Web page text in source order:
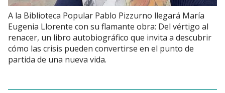
A la Biblioteca Popular Pablo Pizzurno llegará María
Eugenia Llorente con su flamante obra: Del vértigo al
renacer, un libro autobiográfico que invita a descubrir
cómo las crisis pueden convertirse en el punto de
partida de una nueva vida.